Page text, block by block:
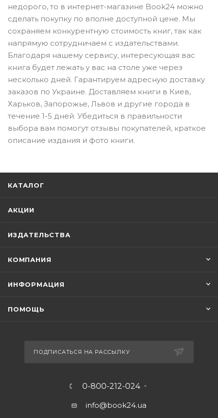
недорого, то в интернет-магазине Book24 можно
сделать покупку по вполне доступной цене. Мы
сохраняем конкурентную стоимость книг, так как
напрямую сотрудничаем с издательствами.
Благодаря нашему сервису, интересующая вас
книга будет лежать у вас на столе уже через
несколько дней. Гарантируем адресную доставку
заказов по Украине. Доставляем книги в Киев,
Харьков, Запорожье, Львов и другие города в
течение 1-5 дней. Убедиться в правильности
выбора вам помогут отзывы покупателей, краткое
описание издания и фото книги.
КАТАЛОГ
АКЦИИ
ИЗДАТЕЛЬСТВА
КОМПАНИЯ
ИНФОРМАЦИЯ
ПОМОЩЬ
ПОДПИСАТЬСЯ НА РАССЫЛКУ
0-800-212-024
info@book24.ua